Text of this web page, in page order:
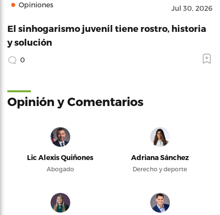
Opiniones Jul 30, 2026
El sinhogarismo juvenil tiene rostro, historia
y solución
0
Opinión y Comentarios
Lic Alexis Quiñones
Abogado
Adriana Sánchez
Derecho y deporte